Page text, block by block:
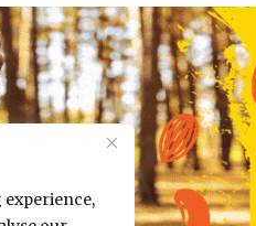
experience,